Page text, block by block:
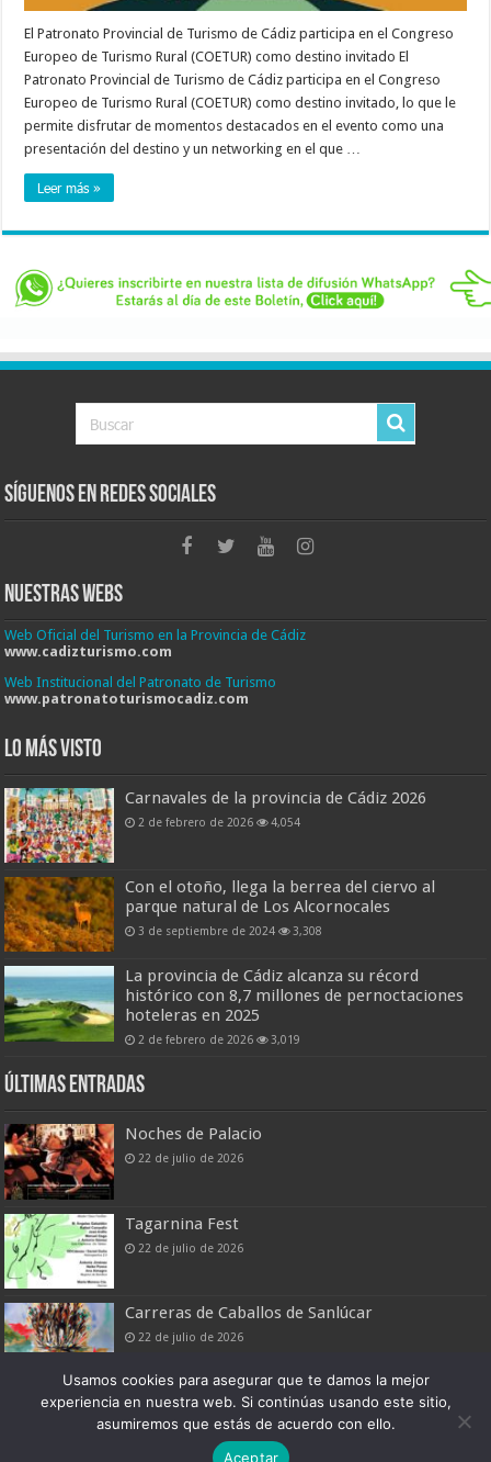
El Patronato Provincial de Turismo de Cádiz participa en el Congreso
Europeo de Turismo Rural (COETUR) como destino invitado El
Patronato Provincial de Turismo de Cádiz participa en el Congreso
Europeo de Turismo Rural (COETUR) como destino invitado, lo que le
permite disfrutar de momentos destacados en el evento como una
presentación del destino y un networking en el que …
Leer más »
Síguenos en Redes Sociales
Nuestras Webs
Web Oficial del Turismo en la Provincia de Cádiz
www.cadizturismo.com
Web Institucional del Patronato de Turismo
www.patronatoturismocadiz.com
Lo más visto
Carnavales de la provincia de Cádiz 2026
2 de febrero de 2026 4,054
Con el otoño, llega la berrea del ciervo al
parque natural de Los Alcornocales
3 de septiembre de 2024 3,308
La provincia de Cádiz alcanza su récord
histórico con 8,7 millones de pernoctaciones
hoteleras en 2025
2 de febrero de 2026 3,019
Últimas entradas
Noches de Palacio
22 de julio de 2026
Tagarnina Fest
22 de julio de 2026
Carreras de Caballos de Sanlúcar
22 de julio de 2026
Boletín Digital de Noticias Turísticas
Usamos cookies para asegurar que te damos la mejor
experiencia en nuestra web. Si continúas usando este sitio,
asumiremos que estás de acuerdo con ello.
Aceptar